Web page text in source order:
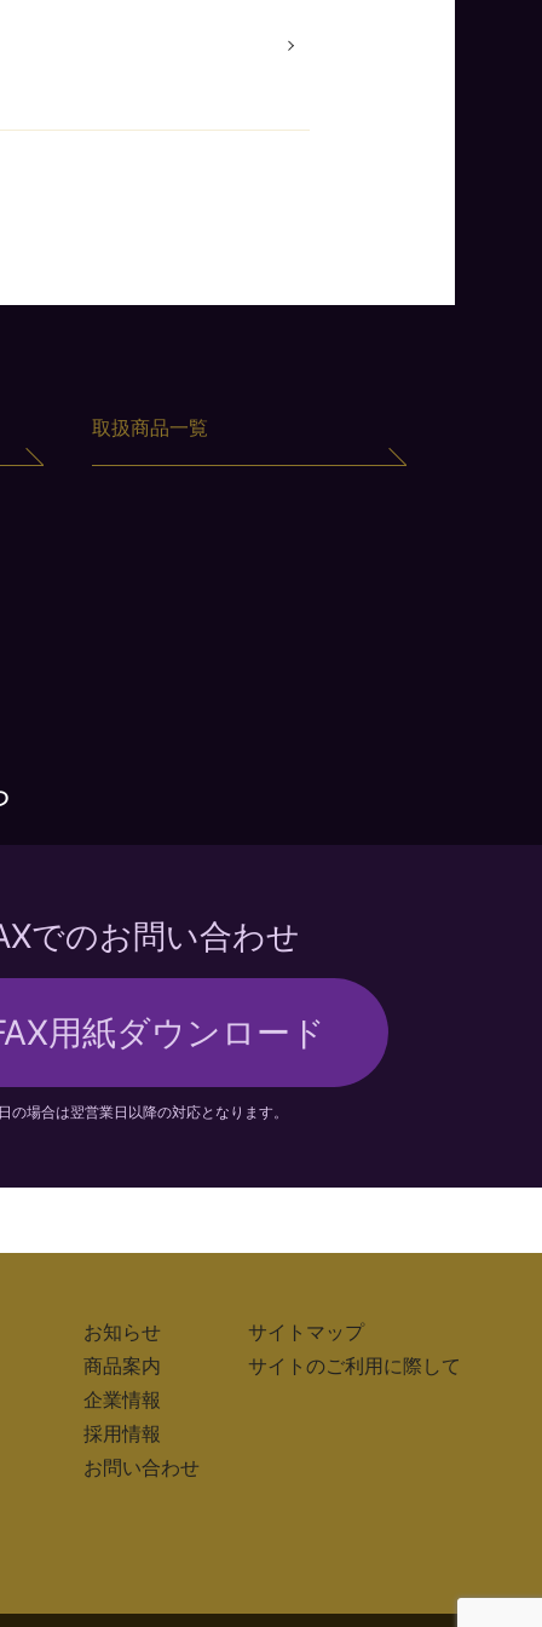
取扱商品一覧
でのお問い合わせ
用紙ダウンロード
の場合は翌営業日以降の対応となります。
お知らせ
商品案内
企業情報
採用情報
お問い合わせ
サイトマップ
サイトのご利用に際して